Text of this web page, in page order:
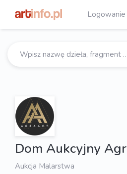
Logowanie
Dom Aukcyjny
Aukcja Malarstwa